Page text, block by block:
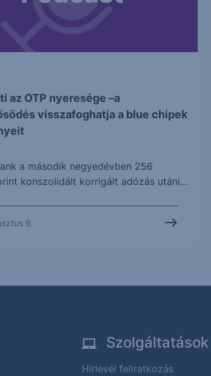
az OTP nyeresége –a
visszafoghatja a blue chipek
a második negyedévben 256
konszolidált korrigált adózás utáni...
6.
Szolgáltatások
Hírlevél feliratkozás